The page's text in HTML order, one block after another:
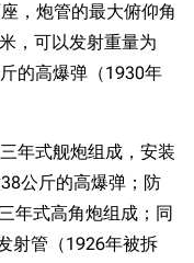
，炮管的最大俯仰角
，可以发射重量为
的高爆弹（1930年
年式舰炮组成，安装
公斤的高爆弹；防
年式高角炮组成；同
射管（1926年被拆